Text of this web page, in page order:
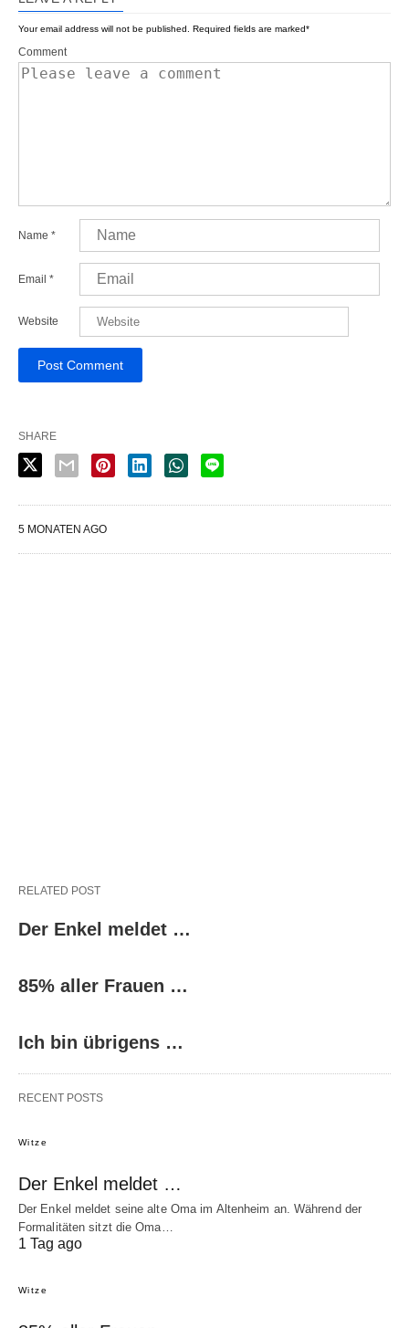
Your email address will not be published. Required fields are marked*
Comment
Name *
Email *
Website
SHARE
5 MONATEN AGO
RELATED POST
Der Enkel meldet …
85% aller Frauen …
Ich bin übrigens …
RECENT POSTS
Witze
Der Enkel meldet …
Der Enkel meldet seine alte Oma im Altenheim an. Während der
Formalitäten sitzt die Oma…
1 Tag ago
Witze